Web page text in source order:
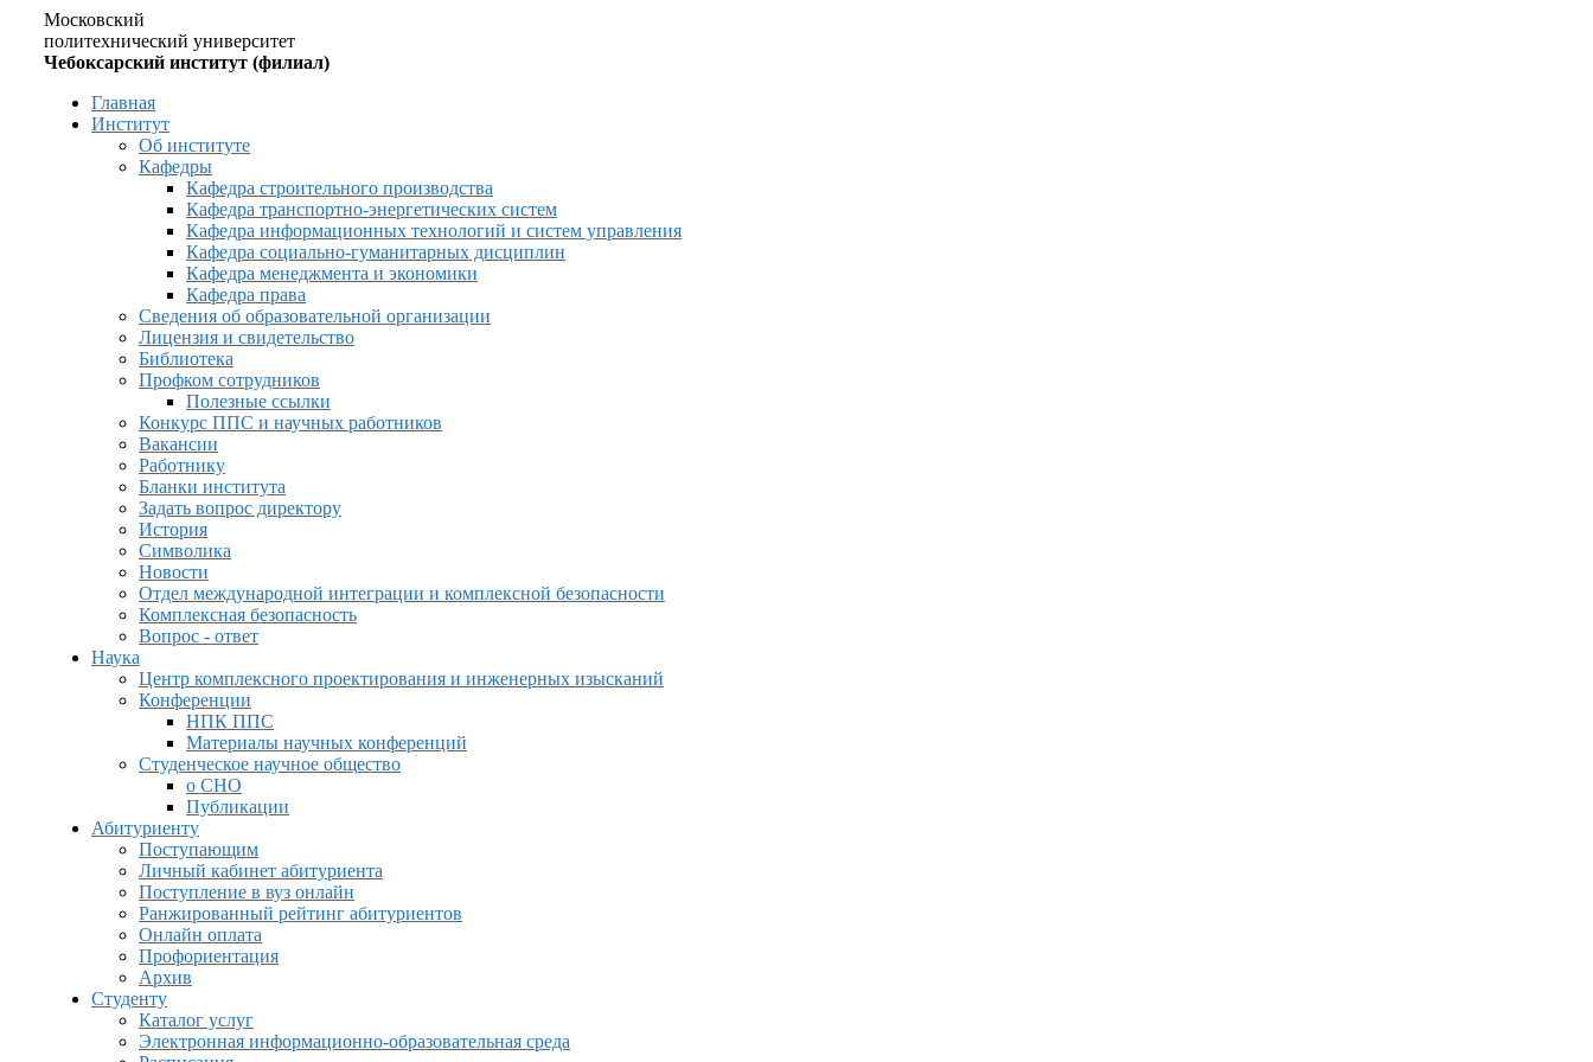
Московский
политехнический университет
Чебоксарский институт (филиал)
Главная
Институт
Об институте
Кафедры
Кафедра строительного производства
Кафедра транспортно-энергетических систем
Кафедра информационных технологий и систем управления
Кафедра социально-гуманитарных дисциплин
Кафедра менеджмента и экономики
Кафедра права
Сведения об образовательной организации
Лицензия и свидетельство
Библиотека
Профком сотрудников
Полезные ссылки
Конкурс ППС и научных работников
Вакансии
Работнику
Бланки института
Задать вопрос директору
История
Символика
Новости
Отдел международной интеграции и комплексной безопасности
Комплексная безопасность
Вопрос - ответ
Наука
Центр комплексного проектирования и инженерных изысканий
Конференции
НПК ППС
Материалы научных конференций
Студенческое научное общество
о СНО
Публикации
Абитуриенту
Поступающим
Личный кабинет абитуриента
Поступление в вуз онлайн
Ранжированный рейтинг абитуриентов
Онлайн оплата
Профориентация
Архив
Студенту
Каталог услуг
Электронная информационно-образовательная среда